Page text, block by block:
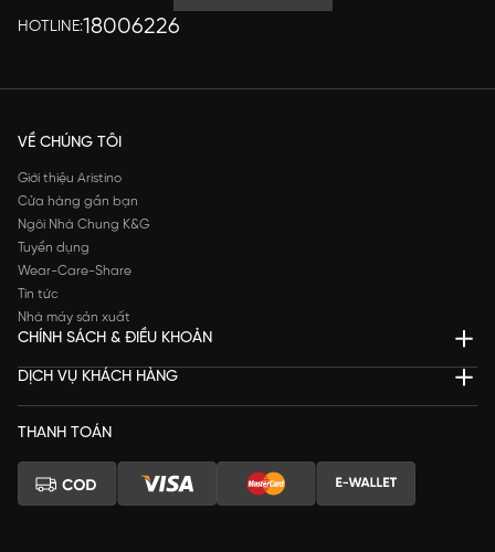
HOTLINE:18006226
VỀ CHÚNG TÔI
Giới thiệu Aristino
Cửa hàng gần bạn
Ngôi Nhà Chung K&G
Tuyển dụng
Wear-Care-Share
Tin tức
Nhà máy sản xuất
CHÍNH SÁCH & ĐIỀU KHOẢN
DỊCH VỤ KHÁCH HÀNG
THANH TOÁN